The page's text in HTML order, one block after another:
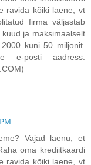
ravida kõiki laene, vt
firma väljastab
ja maksimaalselt
kuni 50 miljonit.
e-posti aadress:
Vajad laenu, et
oma krediitkaardi
ravida kõiki laene, vt